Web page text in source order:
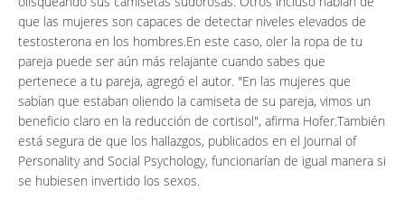
que las mujeres son capaces de detectar niveles elevados de
testosterona en los hombres.En este caso, oler la ropa de tu
pareja puede ser aún más relajante cuando sabes que
pertenece a tu pareja, agregó el autor. "En las mujeres que
sabían que estaban oliendo la camiseta de su pareja, vimos un
beneficio claro en la reducción de cortisol", afirma Hofer.También
está segura de que los hallazgos, publicados en el Journal of
Personality and Social Psychology, funcionarían de igual manera si
se hubiesen invertido los sexos.